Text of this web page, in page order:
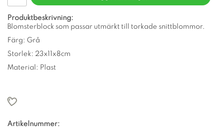
Produktbeskrivning:
Blomsterblock som passar utmärkt till torkade snittblommor.
Färg: Grå
Storlek: 23x11x8cm
Material: Plast
Artikelnummer: